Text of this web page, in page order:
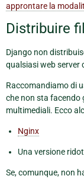
approntare la
Distribuire
Django non
qualsiasi web server
Raccomandiamo di
che non sta facendo
multimediali. Ecco
Nginx
Una versione
Se, comunque, non